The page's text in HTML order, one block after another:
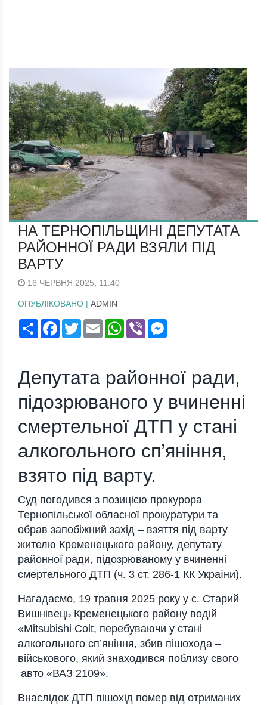
НА ТЕРНОПІЛЬЩИНІ ДЕПУТАТА
РАЙОННОЇ РАДИ ВЗЯЛИ ПІД
ВАРТУ
16 ЧЕРВНЯ 2025, 11:40
ОПУБЛІКОВАНО | ADMIN
ПоширитиFacebook
TwitterEmail WhatsApp
Viber
Депутата районної ради,
підозрюваного у вчиненні
смертельної ДТП у стані
алкогольного сп’яніння,
взято під варту.
Суд погодився з позицією прокурора
Тернопільської обласної прокуратури та
обрав запобіжний захід – взяття під варту
жителю Кременецького району, депутату
районної ради, підозрюваному у вчиненні
смертельного ДТП (ч. 3 ст. 286-1 КК України).
Нагадаємо, 19 травня 2025 року у с. Старий
Вишнівець Кременецького району водій
«Mitsubishi Сolt, перебуваючи у стані
алкогольного сп’яніння, збив пішохода –
військового, який знаходився поблизу свого
авто «ВАЗ 2109».
Внаслідок ДТП пішохід помер від отриманих